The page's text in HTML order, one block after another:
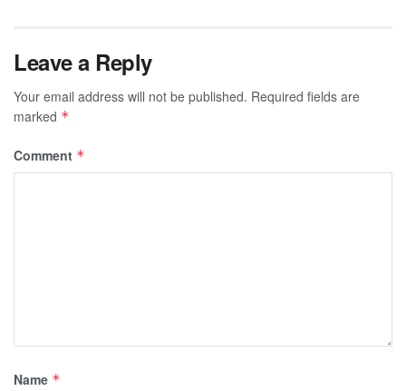
Leave a Reply
Your email address will not be published. Required fields are
marked *
Comment *
Name *